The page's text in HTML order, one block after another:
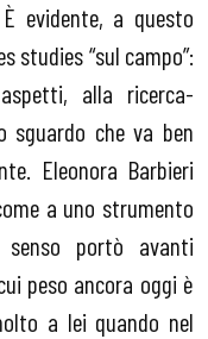
evidente, a questo
studies “sul campo”:
alla ricerca-
sguardo che va ben
Eleonora Barbieri
a uno strumento
portò avanti
peso ancora oggi è
a lei quando nel